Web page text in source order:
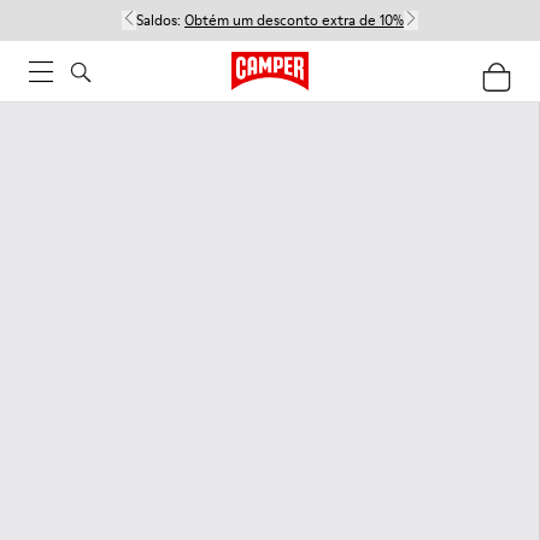
Saldos: Obtém um desconto extra de 10%